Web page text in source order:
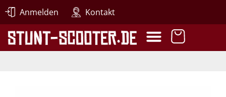
Anmelden Kontakt